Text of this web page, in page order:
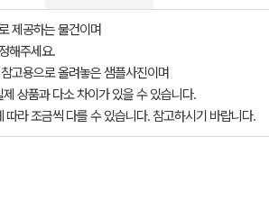
제공하는 물건이며
해주세요.
고용으로 올려놓은 샘플사진이며
상품과 다소 차이가 있을 수 있습니다.
라 조금씩 다를 수 있습니다. 참고하시기 바랍니다.